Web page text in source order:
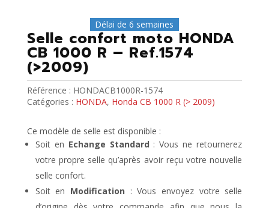
Délai de 6 semaines
Selle confort moto HONDA
CB 1000 R – Ref.1574
(>2009)
Référence : HONDACB1000R-1574
Catégories : HONDA, Honda CB 1000 R (> 2009)
Ce modèle de selle est disponible :
Soit en Echange Standard : Vous ne retournerez
votre propre selle qu’après avoir reçu votre nouvelle
selle confort.
Soit en Modification : Vous envoyez votre selle